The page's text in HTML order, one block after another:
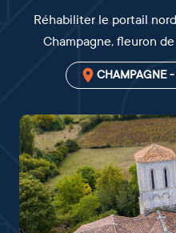
Réhabiliter le portail
Champagne, fleuron
CHAMPAGNE